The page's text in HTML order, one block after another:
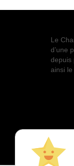
Le
d’une
depuis
ainsi le
© 2026